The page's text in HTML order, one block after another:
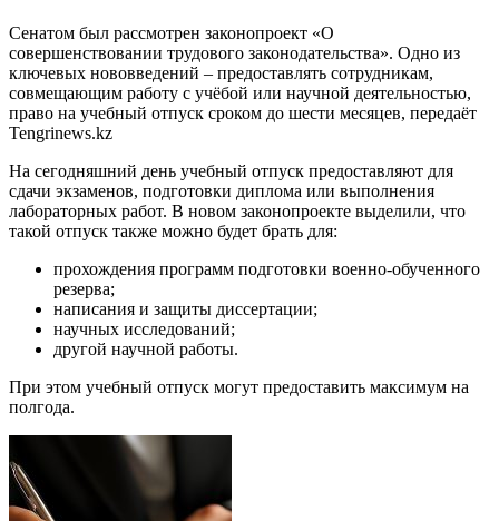
Сенатом был рассмотрен законопроект «О
совершенствовании трудового законодательства». Одно из
ключевых нововведений – предоставлять сотрудникам,
совмещающим работу с учёбой или научной деятельностью,
право на учебный отпуск сроком до шести месяцев, передаёт
Tengrinews.kz
На сегодняшний день учебный отпуск предоставляют для
сдачи экзаменов, подготовки диплома или выполнения
лабораторных работ. В новом законопроекте выделили, что
такой отпуск также можно будет брать для:
прохождения программ подготовки военно-обученного
резерва;
написания и защиты диссертации;
научных исследований;
другой научной работы.
При этом учебный отпуск могут предоставить максимум на
полгода.